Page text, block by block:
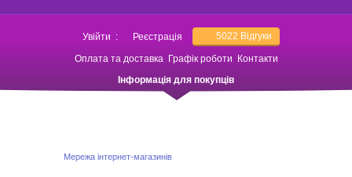
Увійти : Реєстрація 5022 Відгуки
Оплата та доставка Графік роботи
Контакти
Інформація для покупців
Мережа інтернет-магазинів